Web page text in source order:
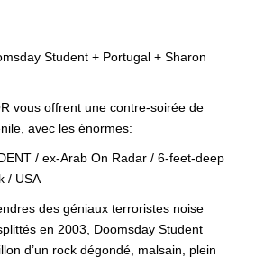
Student + Portugal + Sharon
vous offrent une contre-soirée de
avec les énormes:
/ ex-Arab On Radar / 6-feet-deep
/ USA
des géniaux terroristes noise
en 2003, Doomsday Student
d’un rock dégondé, malsain, plein